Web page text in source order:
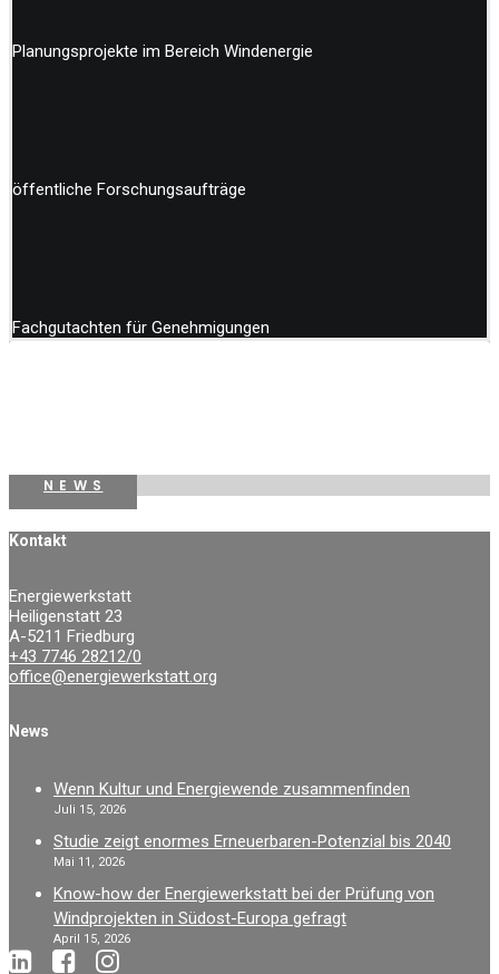
Planungsprojekte im Bereich Windenergie
öffentliche Forschungsaufträge
Fachgutachten für Genehmigungen
N E W S
Kontakt
Energiewerkstatt
Heiligenstatt 23
A-5211 Friedburg
+43 7746 28212/0
office@energiewerkstatt.org
News
Wenn Kultur und Energiewende zusammenfinden
Juli 15, 2026
Studie zeigt enormes Erneuerbaren-Potenzial bis 2040
Mai 11, 2026
Know-how der Energiewerkstatt bei der Prüfung von
Windprojekten in Südost-Europa gefragt
April 15, 2026